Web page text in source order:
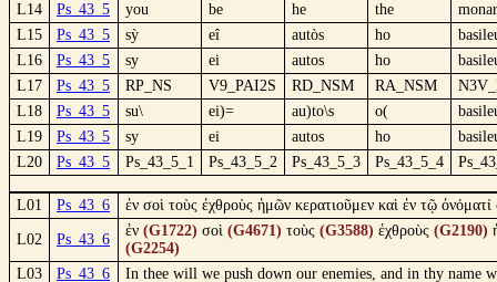
L14 Ps_43_5 you be he the
L15
Ps_43_5 sỳ eî autòs ho
L16
Ps_43_5 sy ei autos ho
L17
Ps_43_5 RP_NS V9_PAI2S RD_NSM RA_NSM
L18
Ps_43_5 su\ ei)= au)to\s o(
L19
Ps_43_5 sy ei autos ho
L20
Ps_43_5 Ps_43_5_1 Ps_43_5_2 Ps_43_5_3 Ps_43_5_4
L01 Ps_43_6 ἐν σοὶ τοὺς ἐχθροὺς ἡμῶν κερατιοῦμεν καὶ ἐν τῷ
L02 Ps_43_6
ἐν (G1722) σοὶ (G4671) τοὺς (G3588) ἐχθροὺς (G2190)
(G2254)
L03
Ps_43_6 In thee will we push down our enemies, and in thy name